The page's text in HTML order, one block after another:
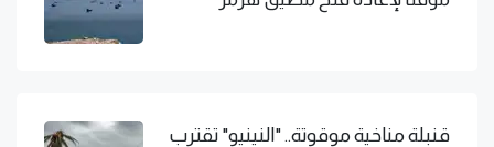
قنبلة مناخية موقوتة.. "النينيو" تقترب